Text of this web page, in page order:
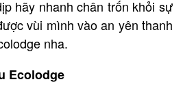
hãy nhanh chân trốn khỏi sự
vùi mình vào an yên thanh
nha.
Ecolodge